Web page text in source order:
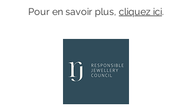
Pour en savoir plus, cliquez ici.